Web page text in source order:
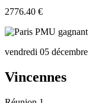
2776.40 €
vendredi 05 décembre
Vincennes